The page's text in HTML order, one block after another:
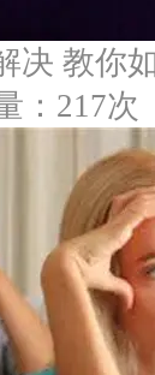
决 教你
：217次